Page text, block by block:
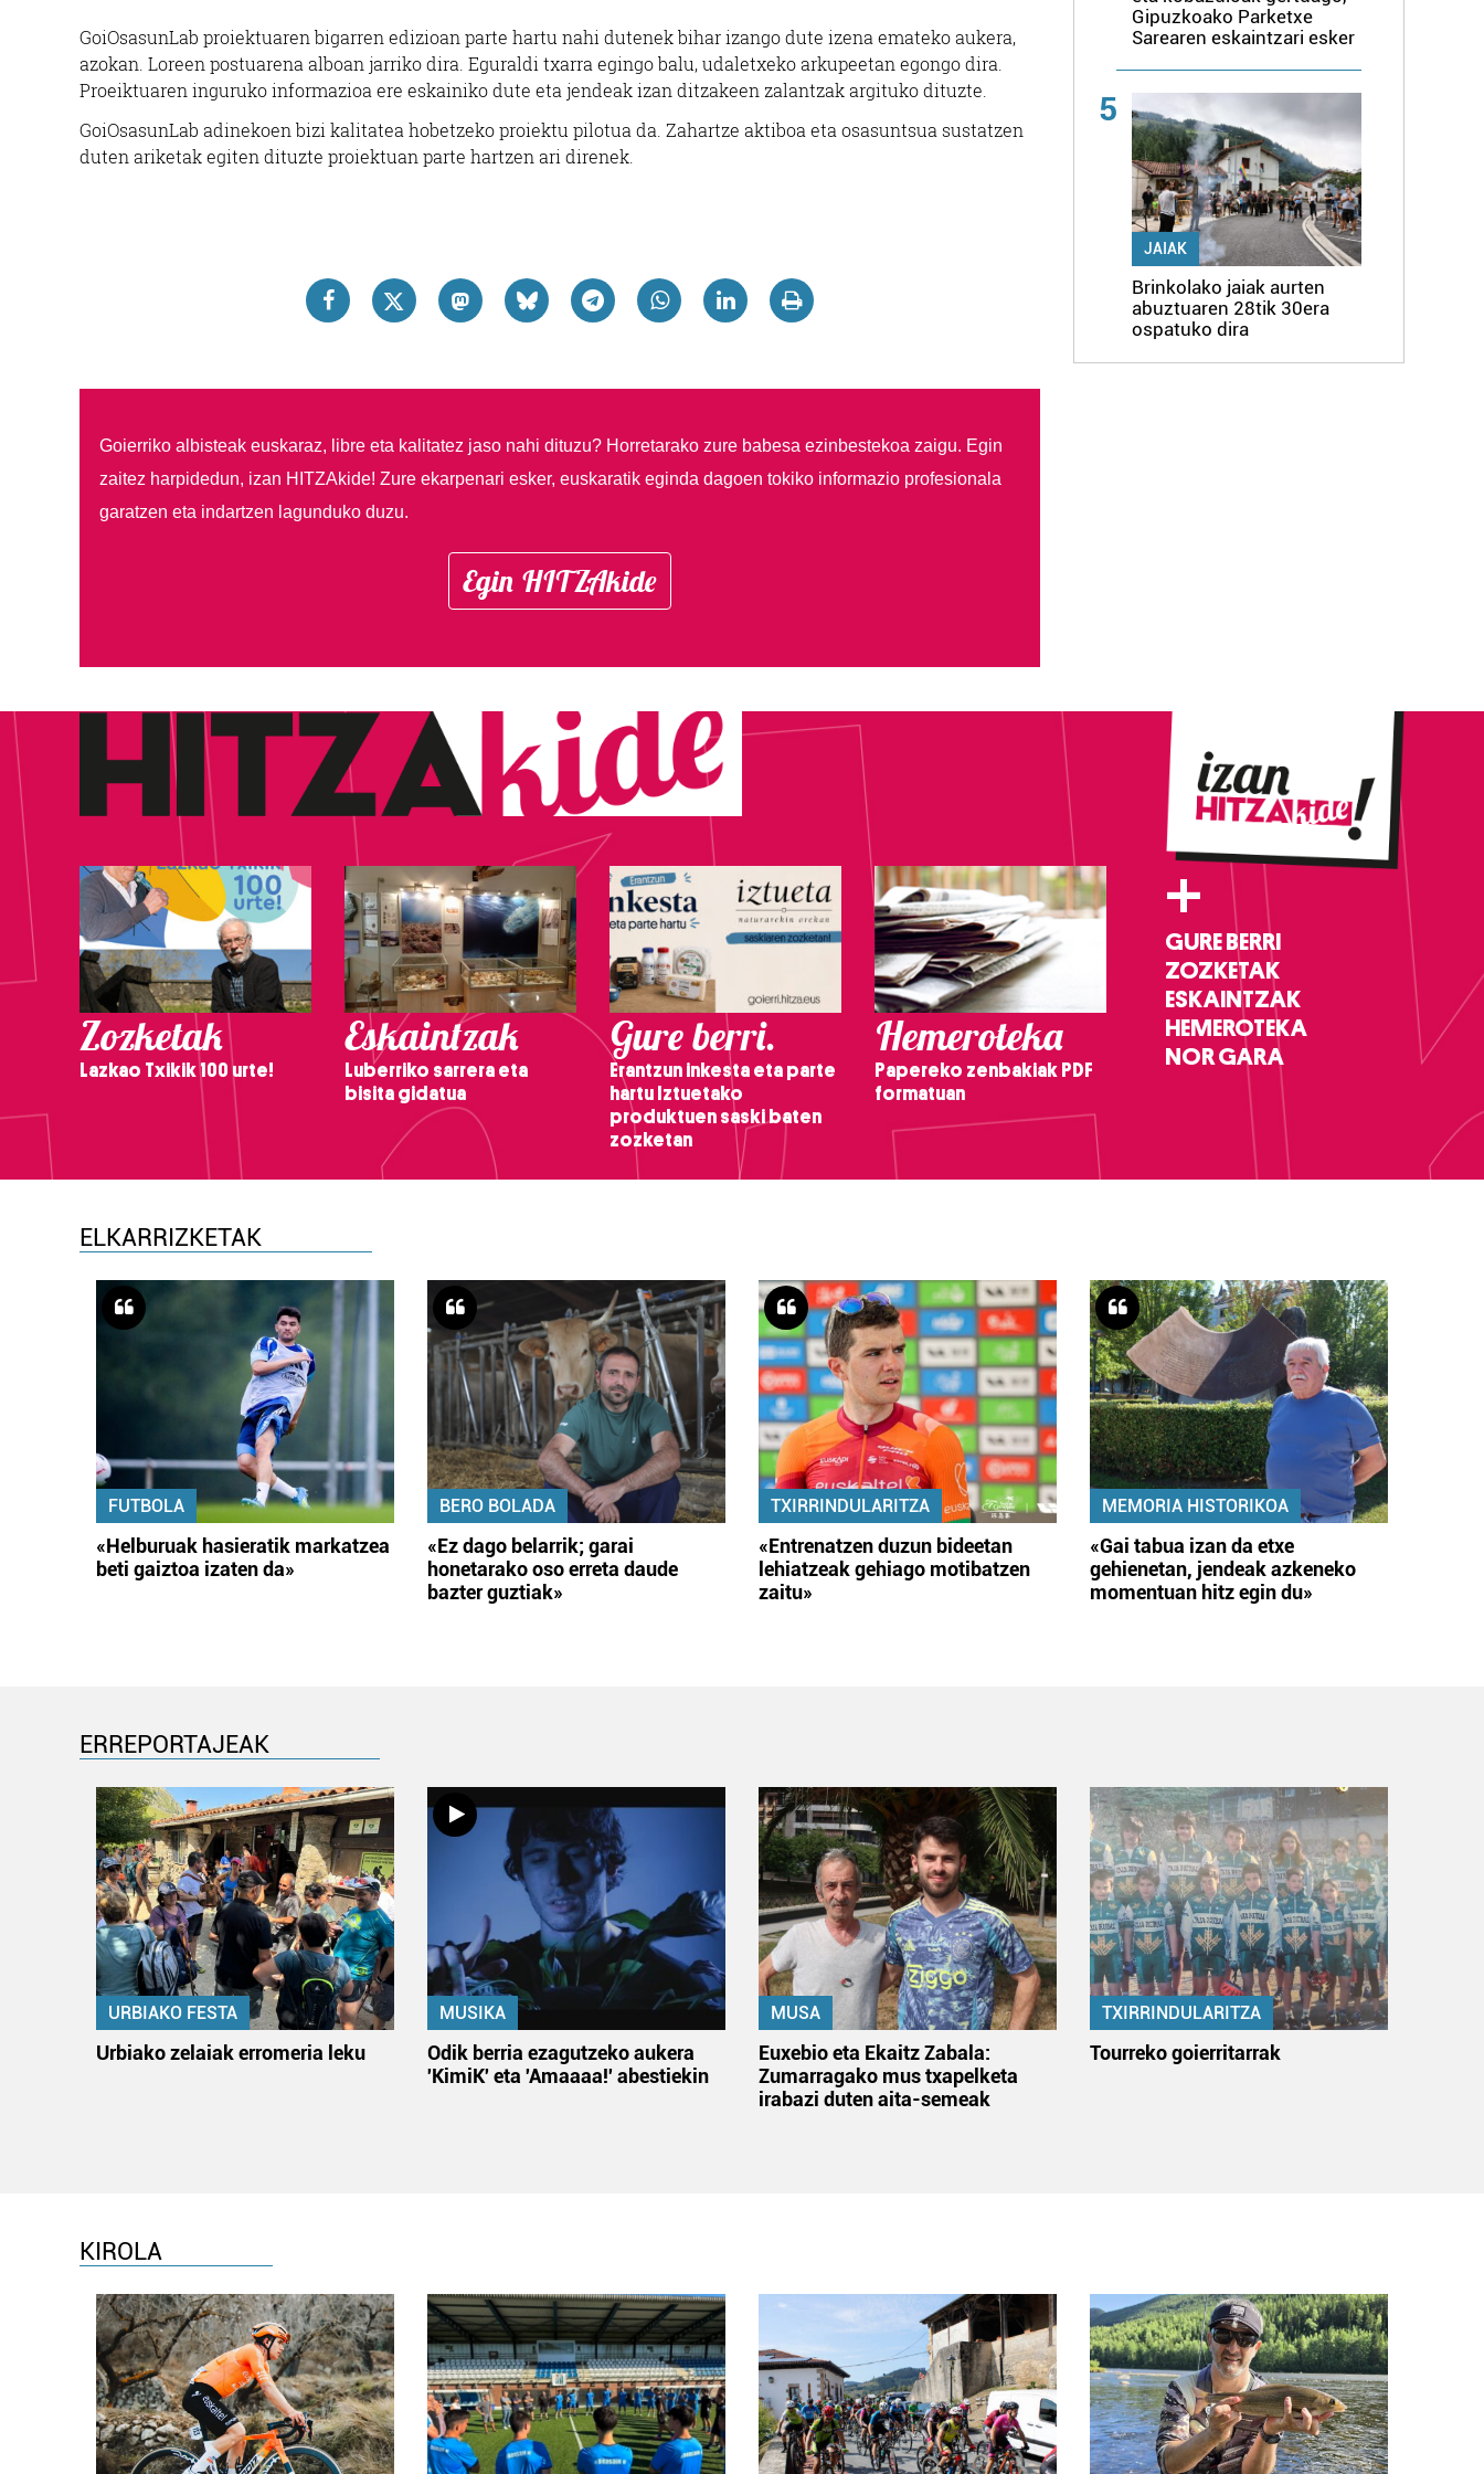
GoiOsasunLab proiektuaren bigarren edizioan parte hartu nahi dutenek bihar izango dute izena emateko aukera,
azokan. Loreen postuarena alboan jarriko dira. Eguraldi txarra egingo balu, udaletxeko arkupeetan egongo dira.
Proeiktuaren inguruko informazioa ere eskainiko dute eta jendeak izan ditzakeen zalantzak argituko dituzte.
GoiOsasunLab adinekoen bizi kalitatea hobetzeko proiektu pilotua da. Zahartze aktiboa eta osasuntsua sustatzen
duten ariketak egiten dituzte proiektuan parte hartzen ari direnek.
Goierriko albisteak euskaraz, libre eta kalitatez jaso nahi dituzu? Horretarako zure babesa ezinbestekoa zaigu. Egin
zaitez harpidedun, izan HITZAkide! Zure ekarpenari esker, euskaratik eginda dagoen tokiko informazio profesionala
garatzen eta indartzen lagunduko duzu.
Egin HITZAkide
Gipuzkoako Parketxe
Sarearen eskaintzari esker
5
JAIAK
Brinkolako jaiak aurten
abuztuaren 28tik 30era
ospatuko dira
Zozketak
Lazkao Txikik 100 urte!
Eskaintzak
Luberriko sarrera eta
bisita gidatua
Gure berri.
Erantzun inkesta eta parte
hartu Iztuetako
produktuen saski baten
zozketan
Hemeroteka
Papereko zenbakiak PDF
formatuan
+
GURE BERRI
ZOZKETAK
ESKAINTZAK
HEMEROTEKA
NOR GARA
ELKARRIZKETAK
FUTBOLA
«Helburuak hasieratik markatzea
beti gaiztoa izaten da»
BERO BOLADA
«Ez dago belarrik; garai
honetarako oso erreta daude
bazter guztiak»
TXIRRINDULARITZA
«Entrenatzen duzun bideetan
lehiatzeak gehiago motibatzen
zaitu»
MEMORIA HISTORIKOA
«Gai tabua izan da etxe
gehienetan, jendeak azkeneko
momentuan hitz egin du»
ERREPORTAJEAK
URBIAKO FESTA
Urbiako zelaiak erromeria leku
MUSIKA
Odik berria ezagutzeko aukera
'KimiK' eta 'Amaaaa!' abestiekin
MUSA
Euxebio eta Ekaitz Zabala:
Zumarragako mus txapelketa
irabazi duten aita-semeak
TXIRRINDULARITZA
Tourreko goierritarrak
KIROLA